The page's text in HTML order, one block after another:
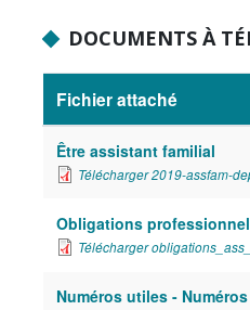
DOCUMENTS À
Fichier attaché
Être assistant familial
Télécharger 2019-assfam-
Obligations
Télécharger
Numéros utiles -